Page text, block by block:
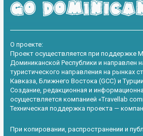
О проекте:
Проект осуществляется при поддержке
Доминиканской Республики и направлен
туристического направления на рынках
Кавказа, Ближнего Востока (GCC) и
Создание, редакционная и
осуществляется компанией «Travellab
Техническая поддержка проекта —
При копировании, распространении и